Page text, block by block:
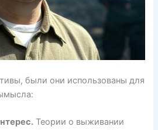
были они использованы для
Теории о выживании